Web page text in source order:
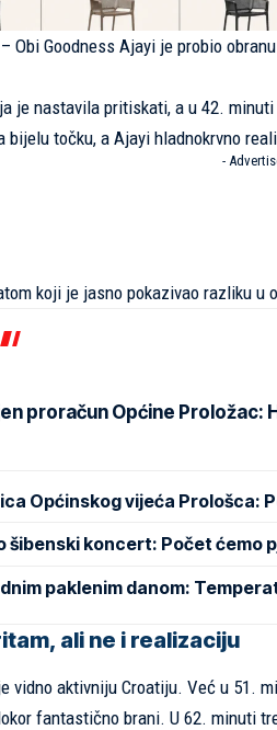
Obi Goodness Ajayi je probio
je nastavila pritiskati, a u 42.
bijelu točku, a Ajayi hladnokrvno
-
koji je jasno pokazivao razliku
proračun Općine Proložac:
Općinskog vijeća Prološca:
šibenski koncert: Počet ćemo
paklenim danom:
ali ne i realizaciju
vidno aktivniju Croatiju. Već u 51.
fantastično brani. U 62. minuti